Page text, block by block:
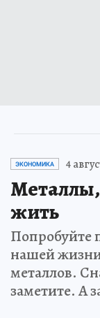
ЭКОНОМИКА 4
жить
Попробуйте
нашей жизни
металлов.
заметите. А